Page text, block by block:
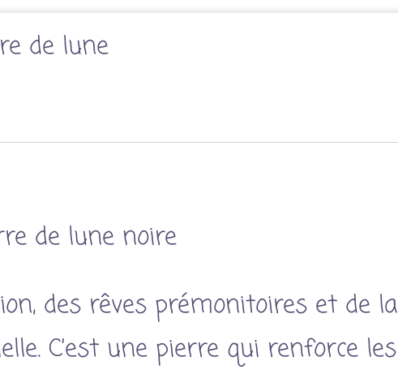
de lune
de lune noire
des rêves prémonitoires et de la
C’est une pierre qui renforce les